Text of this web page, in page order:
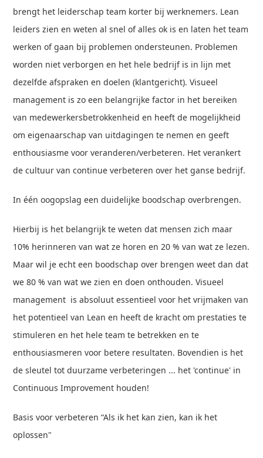
brengt het leiderschap team korter bij werknemers. Lean
leiders zien en weten al snel of alles ok is en laten het team
werken of gaan bij problemen ondersteunen. Problemen
worden niet verborgen en het hele bedrijf is in lijn met
dezelfde afspraken en doelen (klantgericht). Visueel
management is zo een belangrijke factor in het bereiken
van medewerkersbetrokkenheid en heeft de mogelijkheid
om eigenaarschap van uitdagingen te nemen en geeft
enthousiasme voor veranderen/verbeteren. Het verankert
de cultuur van continue verbeteren over het ganse bedrijf.
In één oogopslag een duidelijke boodschap overbrengen.
Hierbij is het belangrijk te weten dat mensen zich maar
10% herinneren van wat ze horen en 20 % van wat ze lezen.
Maar wil je echt een boodschap over brengen weet dan dat
we 80 % van wat we zien en doen onthouden. Visueel
management is absoluut essentieel voor het vrijmaken van
het potentieel van Lean en heeft de kracht om prestaties te
stimuleren en het hele team te betrekken en te
enthousiasmeren voor betere resultaten. Bovendien is het
de sleutel tot duurzame verbeteringen ... het 'continue' in
Continuous Improvement houden!
Basis voor verbeteren “Als ik het kan zien, kan ik het
oplossen"